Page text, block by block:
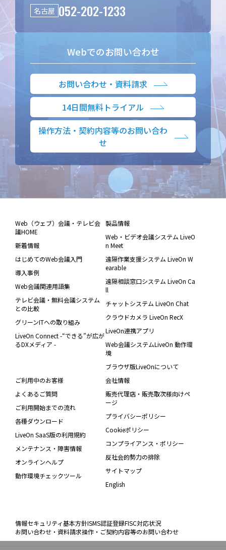
名古屋 052-202-1233
Webでのお問い合わせ
お問い合わせ・資料請求
14日間無料トライアル
操作方法・契約内容等のお問い合わ
せ
Web（ウェブ）会議・テレビ会
議HOME
新着情報
はじめてのWeb会議入門
導入事例
Web会議関連用語集
テレビ会議・無料会議システム
との比較
グリーンITへの取り組み
LiveOn Connect -“できる”が広が
るDXメディア -
製品情報
Web・ビデオ会議システム LiveO
n Meet
遠隔作業支援システム LiveOn W
earable
遠隔相談窓口システム LiveOn Ca
ll
チャットシステム LiveOn Chat
クラウドカメラ LiveOn RecX
LiveOn連携アプリ
Web会議システムLiveOn 動作環
境
ブラウザ版LiveOnについて
ご利用中のお客様
よくあるご質問
ご利用開始までの流れ
各種ダウンロード
LiveOn SaaS版の利用規約
メンテナンス・障害情報
オンラインヘルプ
動作環境チェックツール
会社情報
販売代理店・販売取次様向けペ
ージ
プライバシーポリシー
Cookieポリシー
コンプライアンス・ポリシー
反社会的勢力の排除
サイトマップ
English
情報セキュリティ基本方針ISMS認証登録FISC対応状況
お問い合わせ・資料請求操作・ご契約内容等のお問い合わせ